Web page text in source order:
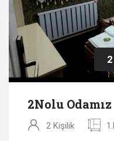
2Nolu Odamız
2 Kişilik